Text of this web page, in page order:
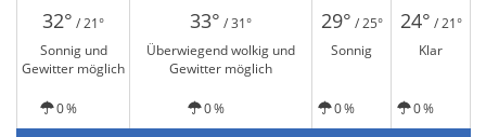
32° / 21° 33° / 31° 29° / 25° 24° / 21°
Sonnig und
Gewitter möglich
Überwiegend wolkig und
Gewitter möglich
Sonnig Klar
0 % 0 % 0 % 0 %